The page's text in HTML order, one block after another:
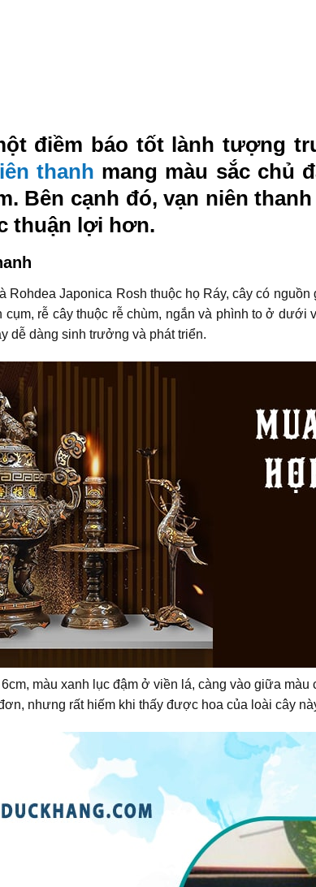
điềm báo tốt lành tượng
thanh mang màu sắc chủ
Bên cạnh đó, vạn niên
thuận lợi hơn.
Rohdea Japonica Rosh thuộc họ Ráy, cây có
rễ cây thuộc rễ chùm, ngắn và phình to ở
dễ dàng sinh trưởng và phát triển.
màu xanh lục đậm ở viền lá, càng vào giữa
nhưng rất hiếm khi thấy được hoa của loài cây